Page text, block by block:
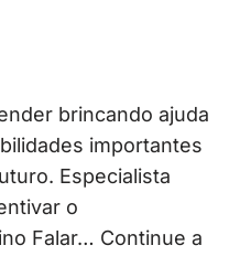
brincando ajuda
importantes
Especialista
o
Falar… Continue a